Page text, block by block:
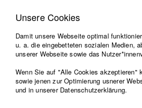
Caroline Meyer
Abt. V - Produktion und
Jahrgang 2013
Unsere Cookies
Damit unsere Webseite optimal
u. a. die eingebetteten sozialen Medien,
unserer Webseite sowie das
Wenn Sie auf "Alle Cookies akzeptieren"
sowie jenen zur Optimierung usnerer
und in unserer Datenschutzerklärung.